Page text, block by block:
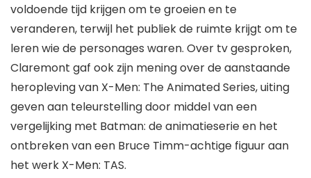
voldoende tijd krijgen om te groeien en te
veranderen, terwijl het publiek de ruimte krijgt om te
leren wie de personages waren. Over tv gesproken,
Claremont gaf ook zijn mening over de aanstaande
heropleving van X-Men: The Animated Series, uiting
geven aan teleurstelling door middel van een
vergelijking met Batman: de animatieserieen het
ontbreken van een Bruce Timm-achtige figuur aan
het werk X-Men: TAS.